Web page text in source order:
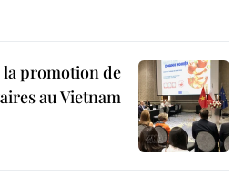
promotion de
au Vietnam